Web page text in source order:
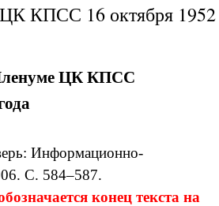
КПСС 16 октября 1952
ЦК КПСС
Информационно-
С. 584–587.
конец текста на